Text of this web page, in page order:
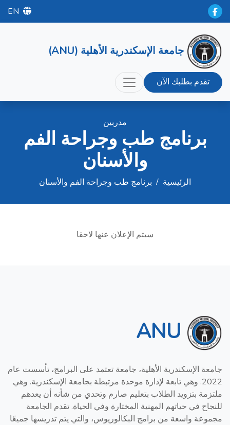
EN
جامعة الإسكندرية الأهلية (ANU)
تقدم بطلبك الآن
مدربين
برنامج طب وجراحة الفم
والأسنان
الرئيسية / برنامج طب وجراحة الفم والأسنان
سيتم الإعلان عنها لاحقا
ANU
جامعة الإسكندرية الأهلية، جامعة تعتمد على البرامج، تأسست عام
2022. وهي تابعة لإدارة موحدة مرتبطة بجامعة الإسكندرية. وهي
ملتزمة بتزويد الطلاب بتعليم صارم وتحدي من شأنه أن يعدهم
للنجاح في حياتهم المهنية المختارة وفي الحياة. تقدم الجامعة
مجموعة واسعة من برامج البكالوريوس، والتي يتم تدريسها جميعًا